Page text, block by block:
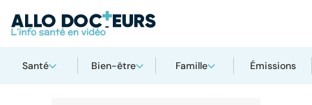
Santé Bien-être Famille Émissions